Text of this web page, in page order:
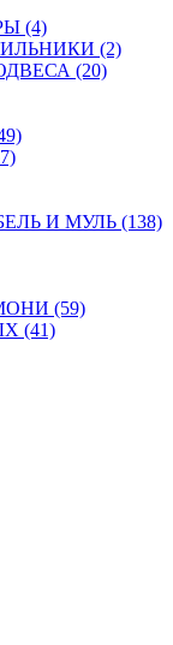
(4)
(2)
(20)
И МУЛЬ (138)
(59)
(41)